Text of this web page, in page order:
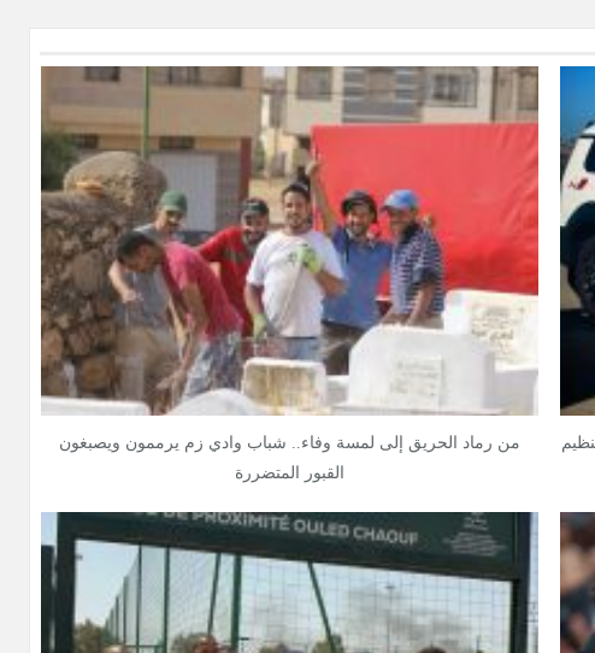
من رماد الحريق إلى لمسة وفاء.. شباب وادي زم يرممون ويصبغون
القبور المتضررة